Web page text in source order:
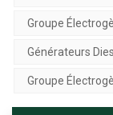
Groupe
Générateurs
Groupe